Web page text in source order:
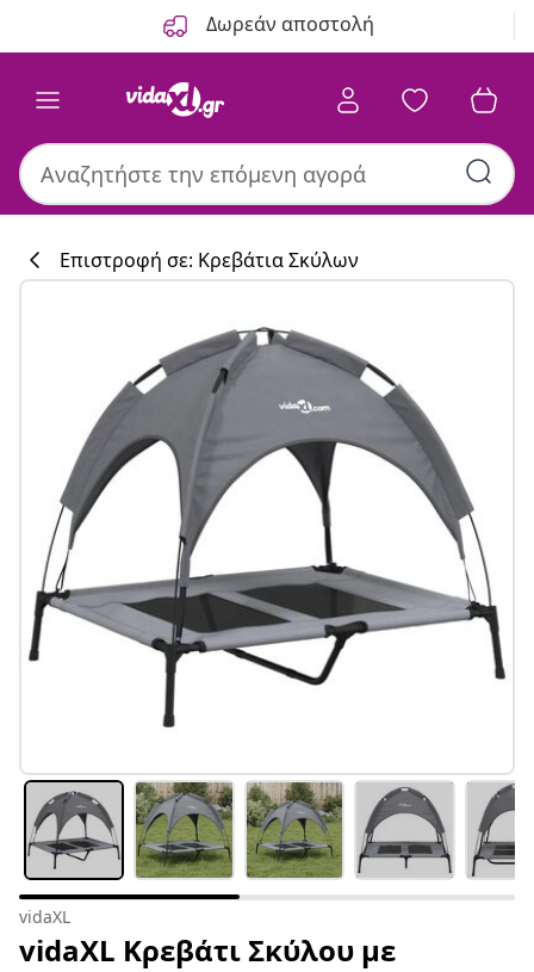
Δωρεάν αποστολή
#sharemevidaxl
Επιστροφή σε: Κρεβάτια Σκύλων
vidaXL
vidaXL Κρεβάτι Σκύλου με